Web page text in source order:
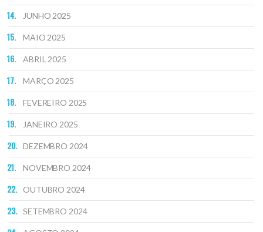
JUNHO 2025
MAIO 2025
ABRIL 2025
MARÇO 2025
FEVEREIRO 2025
JANEIRO 2025
DEZEMBRO 2024
NOVEMBRO 2024
OUTUBRO 2024
SETEMBRO 2024